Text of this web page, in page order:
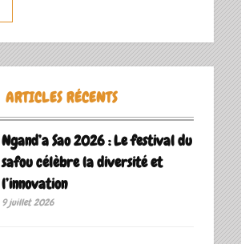
ARTICLES RÉCENTS
Ngand’a Sao 2026 : Le festival du
safou célèbre la diversité et
l’innovation
9 juillet 2026